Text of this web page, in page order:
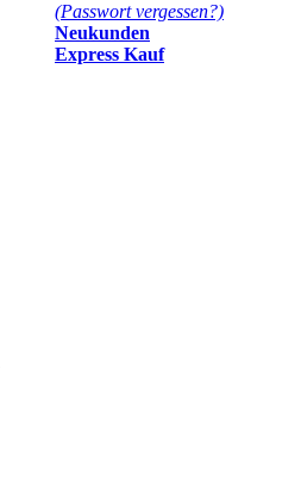
(Passwort vergessen?)
Neukunden
Express Kauf